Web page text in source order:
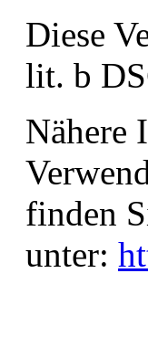
Diese
lit. b
Nähere
finden
unter: